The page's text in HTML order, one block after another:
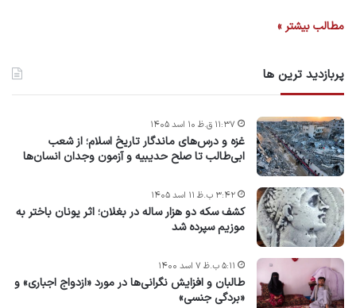
مطالب بیشتر »
پربازدید ترین ها
غزه و درس‌های ماندگار تاریخ اسلام؛ از شعب
ابی‌طالب تا صلح حدیبیه و آزمون وجدان انسان‌ها
۱۱:۳۷ ق.ظ ۱۰ اسد ۱۴۰۵
کشف سکه دو هزار ساله در بغلان؛ اثر یونان باختر به
موزیم سپرده شد
۳:۴۲ ب.ظ ۱۱ اسد ۱۴۰۵
طالبان و افزایش نگرانی‌ها در مورد «ازدواج اجباری» و
«بردگی جنسی»
۵:۱۱ ب.ظ ۷ اسد ۱۴۰۰